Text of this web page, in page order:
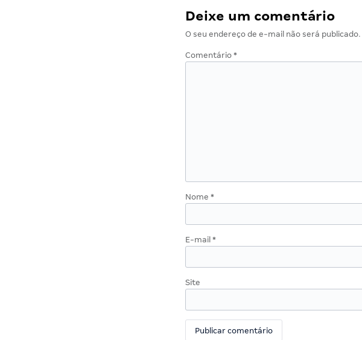
Deixe um comentário
O seu endereço de e-mail não será publicado.
Comentário *
Nome *
E-mail *
Site